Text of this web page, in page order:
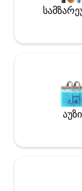
სივრცე,
აუზი